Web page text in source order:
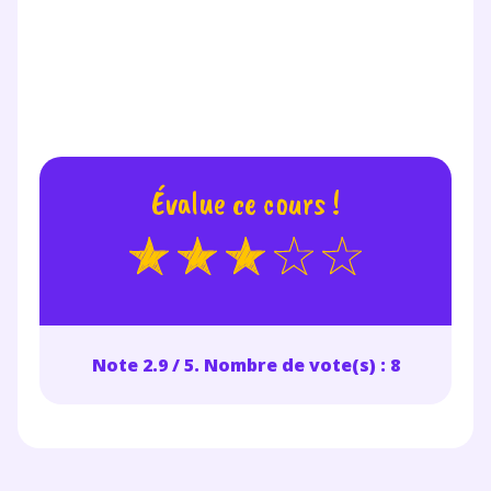
Évalue ce cours !
Note 2.9 / 5. Nombre de vote(s) : 8